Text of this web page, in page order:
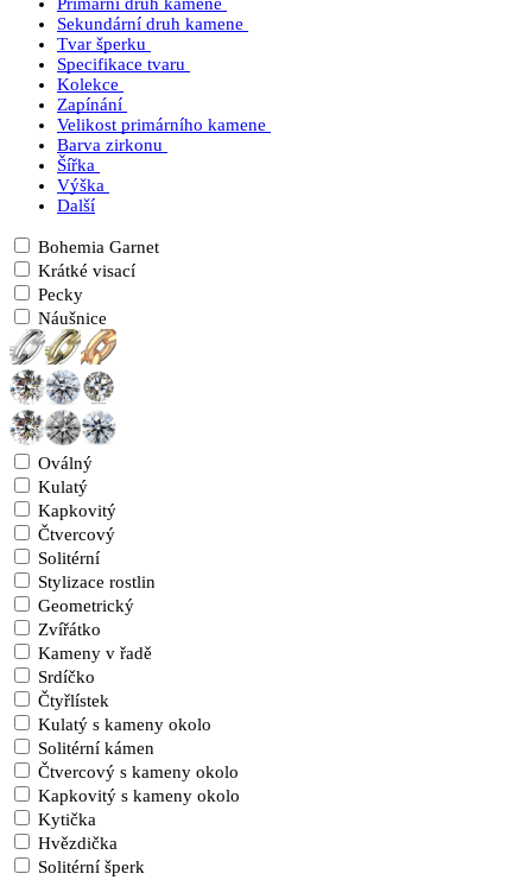
Sekundární druh kamene
Tvar šperku
Specifikace tvaru
Kolekce
Zapínání
Velikost primárního kamene
Barva zirkonu
Šířka
Výška
Další
Bohemia Garnet
Krátké visací
Pecky
Náušnice
Oválný
Kulatý
Kapkovitý
Čtvercový
Solitérní
Stylizace rostlin
Geometrický
Zvířátko
Kameny v řadě
Srdíčko
Čtyřlístek
Kulatý s kameny okolo
Solitérní kámen
Čtvercový s kameny okolo
Kapkovitý s kameny okolo
Kytička
Hvězdička
Solitérní šperk